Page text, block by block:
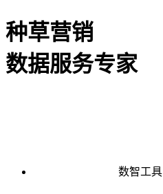
种草营销
数据服务专家
数智工具